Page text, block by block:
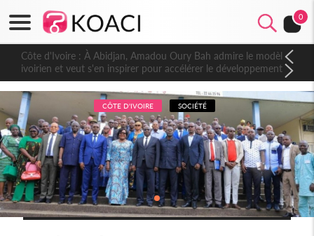
0
Côte d'Ivoire : À Abidjan, Amadou Oury Bah admire le modèle
ivoirien et veut s'en inspirer pour accélérer le développement
de la Guinée
CÔTE D'IVOIRE SOCIÉTÉ